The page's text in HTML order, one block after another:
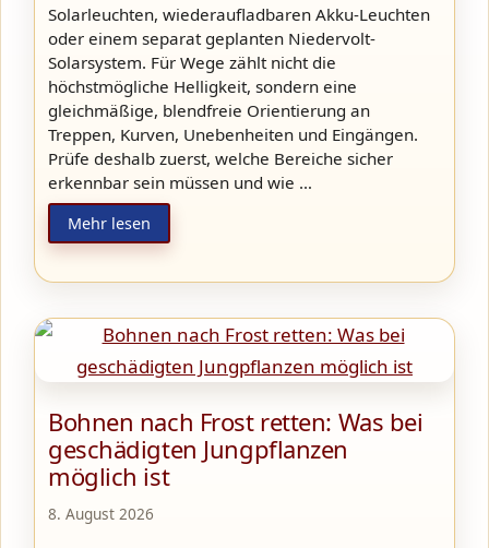
Solarleuchten, wiederaufladbaren Akku-Leuchten
oder einem separat geplanten Niedervolt-
Solarsystem. Für Wege zählt nicht die
höchstmögliche Helligkeit, sondern eine
gleichmäßige, blendfreie Orientierung an
Treppen, Kurven, Unebenheiten und Eingängen.
Prüfe deshalb zuerst, welche Bereiche sicher
erkennbar sein müssen und wie …
Mehr lesen
Bohnen nach Frost retten: Was bei
geschädigten Jungpflanzen
möglich ist
8. August 2026